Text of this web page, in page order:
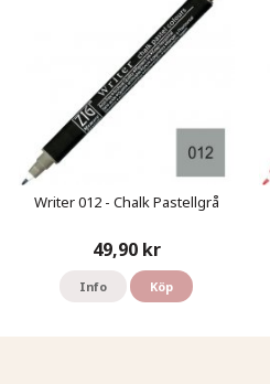
Writer 012 - Chalk Pastellgrå
49,90 kr
Info Köp